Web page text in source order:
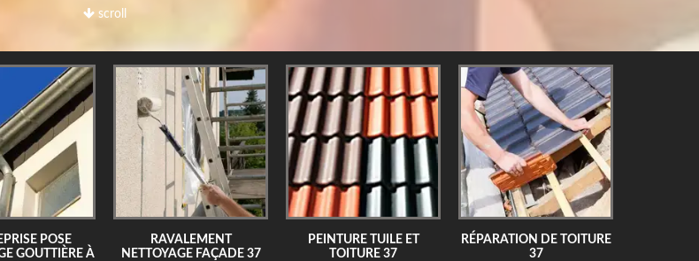
scroll
POSE
GOUTTIÈRE À
RAVALEMENT
NETTOYAGE FAÇADE 37
PEINTURE TUILE ET
TOITURE 37
RÉPARATION DE TOITURE
37